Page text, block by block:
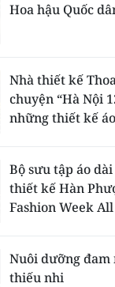
Hoa hậu Quốc
Nhà thiết kế
chuyện “Hà Nội
những thiết kế
Bộ sưu tập áo
thiết kế Hàn
Fashion Week
Nuôi dưỡng đam
thiếu nhi